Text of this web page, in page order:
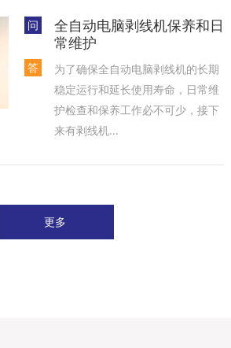
问
全自动电脑剥线机保养和日
常维护
答
为了确保全自动电脑剥线机的长期
稳定运行和延长使用寿命，日常维
护检查和保养工作必不可少，接下
来有剥线机...
更多